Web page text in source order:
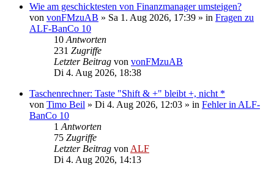
Wie am geschicktesten von Finanzmanager umsteigen?
von vonFMzuAB » Sa 1. Aug 2026, 17:39 » in Fragen zu
ALF-BanCo 10
10 Antworten
231 Zugriffe
Letzter Beitrag von vonFMzuAB
Di 4. Aug 2026, 18:38
Taschenrechner: Taste "Shift & +" bleibt +, nicht *
von Timo Beil » Di 4. Aug 2026, 12:03 » in Fehler in ALF-
BanCo 10
1 Antworten
75 Zugriffe
Letzter Beitrag von ALF
Di 4. Aug 2026, 14:13